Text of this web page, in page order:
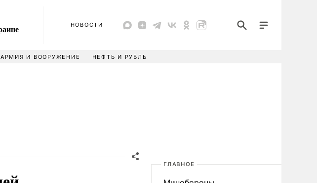
НОВОСТИ
АРМИЯ И ВООРУЖЕНИЕ НЕФТЬ И РУБЛЬ
ГЛАВНОЕ